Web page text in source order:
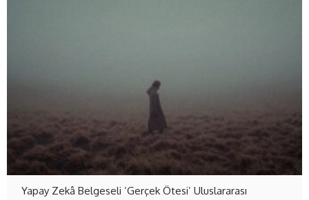
Yapay Zekâ Belgeseli ‘Gerçek Ötesi’ Uluslararası